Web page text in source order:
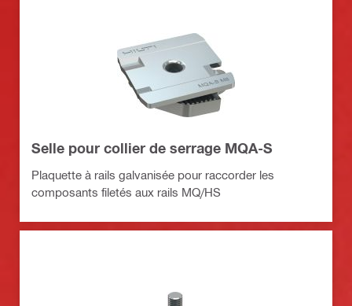
Selle pour collier de serrage MQA-S
Plaquette à rails galvanisée pour raccorder les
composants filetés aux rails MQ/HS